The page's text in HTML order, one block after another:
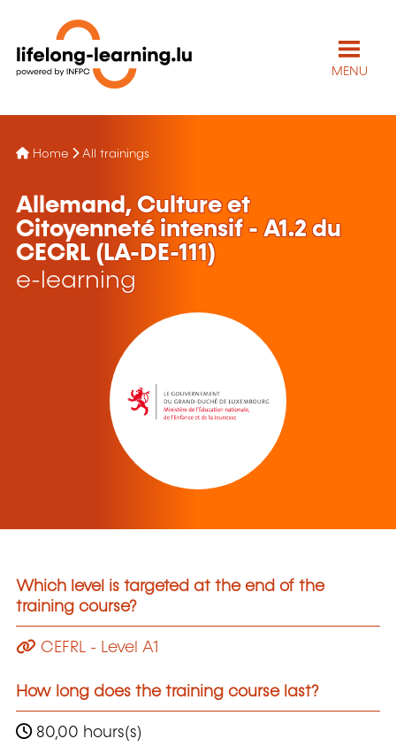
MENU
Home All trainings
Allemand, Culture et
Citoyenneté intensif - A1.2 du
CECRL (LA-DE-111)
e-learning
Which level is targeted at the end of the
training course?
CEFRL - Level A1
How long does the training course last?
80,00 hours(s)